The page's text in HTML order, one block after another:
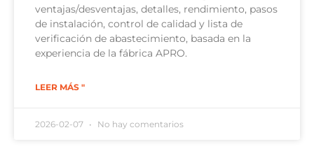
ventajas/desventajas, detalles, rendimiento, pasos
de instalación, control de calidad y lista de
verificación de abastecimiento, basada en la
experiencia de la fábrica APRO.
LEER MÁS "
2026-02-07 No hay comentarios